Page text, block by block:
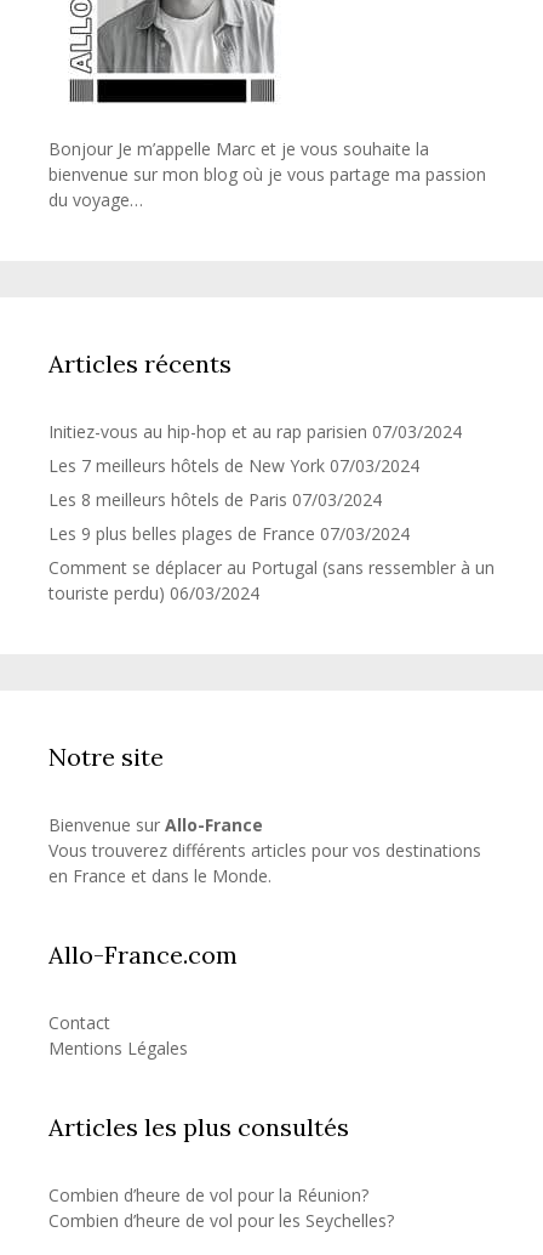
Bonjour Je m’appelle Marc et je vous souhaite la
bienvenue sur mon blog où je vous partage ma passion
du voyage…
Articles récents
Initiez-vous au hip-hop et au rap parisien 07/03/2024
Les 7 meilleurs hôtels de New York 07/03/2024
Les 8 meilleurs hôtels de Paris 07/03/2024
Les 9 plus belles plages de France 07/03/2024
Comment se déplacer au Portugal (sans ressembler à un
touriste perdu) 06/03/2024
Notre site
Bienvenue sur Allo-France
Vous trouverez différents articles pour vos destinations
en France et dans le Monde.
Allo-France.com
Contact
Mentions Légales
Articles les plus consultés
Combien d’heure de vol pour la Réunion?
Combien d’heure de vol pour les Seychelles?